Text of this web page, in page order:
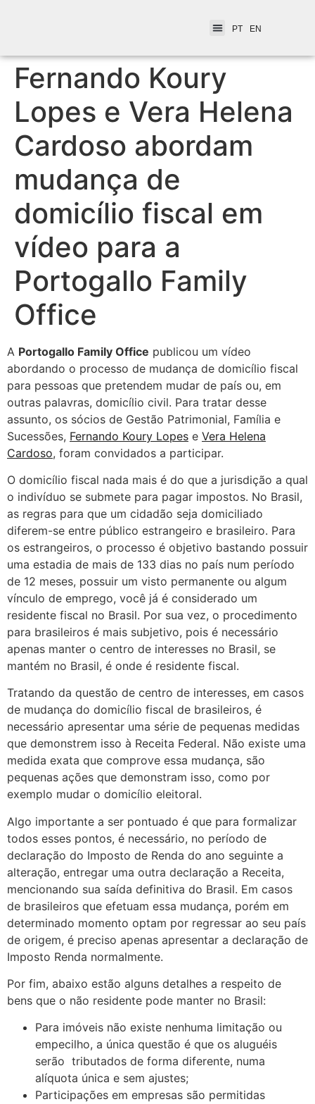
PT EN
Fernando Koury
Lopes e Vera Helena
Cardoso abordam
mudança de
domicílio fiscal em
vídeo para a
Portogallo Family
Office
A Portogallo Family Office publicou um vídeo
abordando o processo de mudança de domicílio fiscal
para pessoas que pretendem mudar de país ou, em
outras palavras, domicílio civil. Para tratar desse
assunto, os sócios de Gestão Patrimonial, Família e
Sucessões, Fernando Koury Lopes e Vera Helena
Cardoso, foram convidados a participar.
O domicílio fiscal nada mais é do que a jurisdição a qual
o indivíduo se submete para pagar impostos. No Brasil,
as regras para que um cidadão seja domiciliado
diferem-se entre público estrangeiro e brasileiro. Para
os estrangeiros, o processo é objetivo bastando possuir
uma estadia de mais de 133 dias no país num período
de 12 meses, possuir um visto permanente ou algum
vínculo de emprego, você já é considerado um
residente fiscal no Brasil. Por sua vez, o procedimento
para brasileiros é mais subjetivo, pois é necessário
apenas manter o centro de interesses no Brasil, se
mantém no Brasil, é onde é residente fiscal.
Tratando da questão de centro de interesses, em casos
de mudança do domicílio fiscal de brasileiros, é
necessário apresentar uma série de pequenas medidas
que demonstrem isso à Receita Federal. Não existe uma
medida exata que comprove essa mudança, são
pequenas ações que demonstram isso, como por
exemplo mudar o domicílio eleitoral.
Algo importante a ser pontuado é que para formalizar
todos esses pontos, é necessário, no período de
declaração do Imposto de Renda do ano seguinte a
alteração, entregar uma outra declaração a Receita,
mencionando sua saída definitiva do Brasil. Em casos
de brasileiros que efetuam essa mudança, porém em
determinado momento optam por regressar ao seu país
de origem, é preciso apenas apresentar a declaração de
Imposto Renda normalmente.
Por fim, abaixo estão alguns detalhes a respeito de
bens que o não residente pode manter no Brasil:
Para imóveis não existe nenhuma limitação ou
empecilho, a única questão é que os aluguéis
serão tributados de forma diferente, numa
alíquota única e sem ajustes;
Participações em empresas são permitidas